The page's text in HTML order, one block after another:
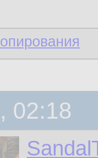
02:18